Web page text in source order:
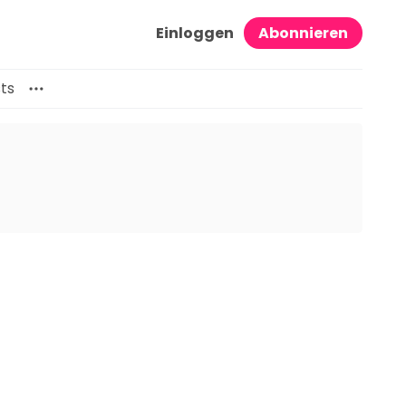
Einloggen Abonnieren